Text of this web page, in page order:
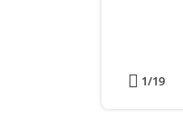
1/19